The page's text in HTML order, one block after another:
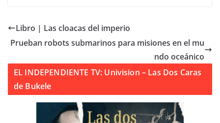
Libro | Las cloacas del imperio
Prueban robots submarinos para misiones en el mu
ndo oceánico
EL INDEPENDIENTE TV: Univision – Las Dos Caras
de Bukele